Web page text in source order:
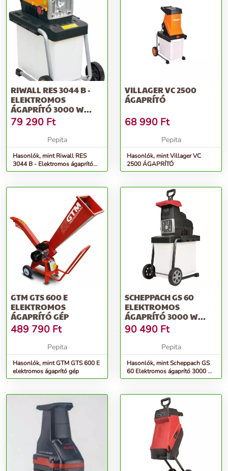
RIWALL RES 3044 B -
ELEKTROMOS
ÁGAPRÍTÓ 3000 W
MOTORRAL
79 290 Ft
Pepita
Hasonlók, mint Riwall RES
3044 B - Elektromos ágaprító
3000 W motorral
VILLAGER VC 2500
ÁGAPRÍTÓ
68 990 Ft
Pepita
Hasonlók, mint Villager VC
2500 ÁGAPRÍTÓ
GTM GTS 600 E
ELEKTROMOS
ÁGAPRÍTÓ GÉP
489 790 Ft
Pepita
Hasonlók, mint GTM GTS 600 E
elektromos ágaprító gép
SCHEPPACH GS 60
ELEKTROMOS
ÁGAPRÍTÓ 3000 W
MOTORRAL, ÁTLÁTSZÓ
GYŰ...
90 490 Ft
Pepita
Hasonlók, mint Scheppach GS
60 Elektromos ágaprító 3000 W
motorral, átlátszó gyű...